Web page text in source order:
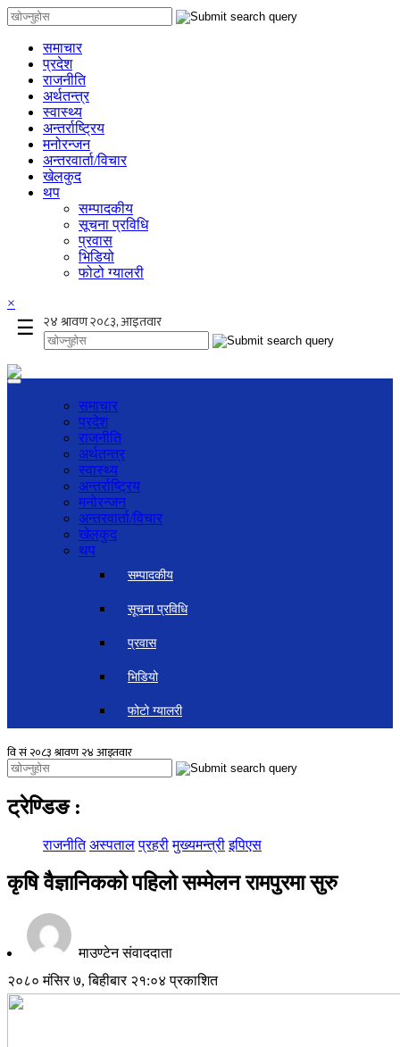
समाचार
प्रदेश
राजनीति
अर्थतन्त्र
स्वास्थ्य
अन्तर्राष्ट्रिय
मनोरन्जन
अन्तरवार्ता/विचार
खेलकुद
थप
सम्पादकीय
सूचना प्रविधि
प्रवास
भिडियो
फोटो ग्यालरी
×
☰
समाचार
प्रदेश
राजनीति
अर्थतन्त्र
स्वास्थ्य
अन्तर्राष्ट्रिय
मनोरन्जन
अन्तरवार्ता/विचार
खेलकुद
थप
सम्पादकीय
सूचना प्रविधि
प्रवास
भिडियो
फोटो ग्यालरी
ट्रेण्डिङ :
राजनीति अस्पताल प्रहरी मुख्यमन्त्री इपिएस
कृषि वैज्ञानिकको पहिलो सम्मेलन रामपुरमा सुरु
माउण्टेन संवाददाता
२०८० मंसिर ७, बिहीबार २१:०४ प्रकाशित